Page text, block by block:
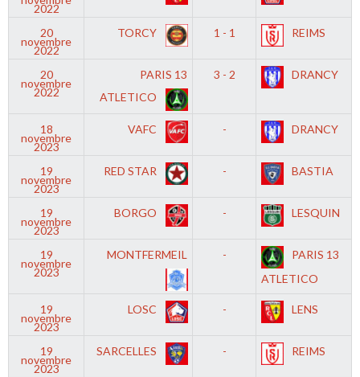
2022
20
novembre
2022
TORCY 1 - 1 REIMS
20
novembre
2022
PARIS 13
ATLETICO
3 - 2 DRANCY
18
novembre
2023
VAFC - DRANCY
19
novembre
2023
RED STAR - BASTIA
19
novembre
2023
BORGO - LESQUIN
19
novembre
2023
MONTFERMEIL -
PARIS 13
ATLETICO
19
novembre
2023
LOSC - LENS
19
novembre
2023
SARCELLES - REIMS